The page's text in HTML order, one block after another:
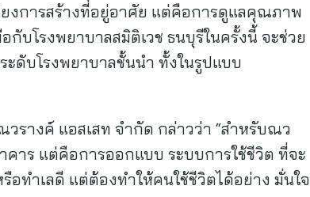
งการสร้างที่อยู่อาศัย แต่คือการดูแลคุณภาพ
บโรงพยาบาลสมิติเวช ธนบุรีในครั้งนี้ จะช่วย
ดับโรงพยาบาลชั้นนำ ทั้งในรูปแบบ
รางค์ แอสเสท จำกัด กล่าวว่า “สำหรับณว
าร แต่คือการออกแบบ ระบบการใช้ชีวิต ที่จะ
ทำเลดี แต่ต้องทำให้คนใช้ชีวิตได้อย่าง มั่นใจ